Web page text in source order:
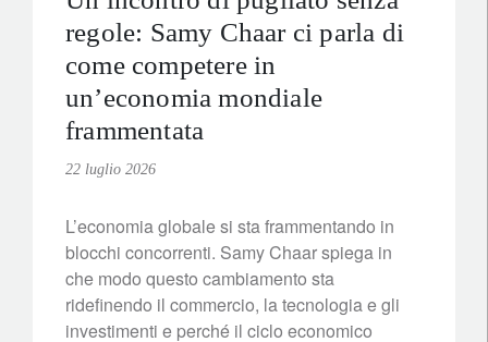
regole: Samy Chaar ci parla di
come competere in
un’economia mondiale
frammentata
22 luglio 2026
L’economia globale si sta frammentando in
blocchi concorrenti. Samy Chaar spiega in
che modo questo cambiamento sta
ridefinendo il commercio, la tecnologia e gli
investimenti e perché il ciclo economico